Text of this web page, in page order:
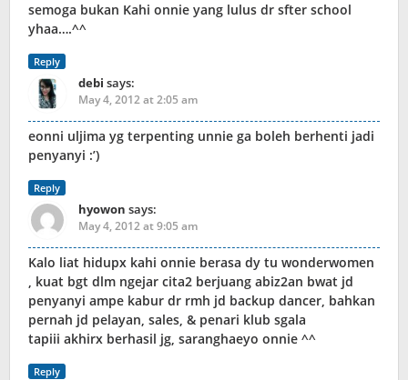
semoga bukan Kahi onnie yang lulus dr sfter school
yhaa….^^
Reply
debi says:
May 4, 2012 at 2:05 am
eonni uljima yg terpenting unnie ga boleh berhenti jadi
penyanyi :’)
Reply
hyowon says:
May 4, 2012 at 9:05 am
Kalo liat hidupx kahi onnie berasa dy tu wonderwomen
, kuat bgt dlm ngejar cita2 berjuang abiz2an bwat jd
penyanyi ampe kabur dr rmh jd backup dancer, bahkan
pernah jd pelayan, sales, & penari klub sgala
tapiii akhirx berhasil jg, saranghaeyo onnie ^^
Reply